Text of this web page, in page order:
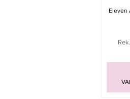
Eleven